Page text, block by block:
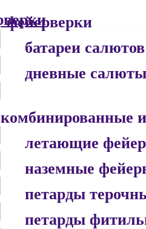
фейерверки
батареи салютов
дневные салюты
комбинированные
летающие
наземные
петарды
петарды